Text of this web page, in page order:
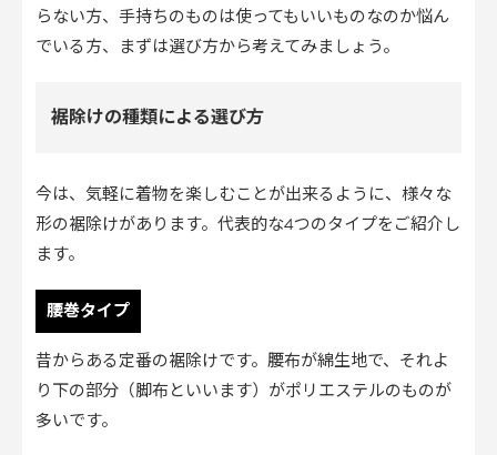
らない方、手持ちのものは使ってもいいものなのか悩ん
でいる方、まずは選び方から考えてみましょう。
裾除けの種類による選び方
今は、気軽に着物を楽しむことが出来るように、様々な
形の裾除けがあります。代表的な4つのタイプをご紹介し
ます。
腰巻タイプ
昔からある定番の裾除けです。腰布が綿生地で、それよ
り下の部分（脚布といいます）がポリエステルのものが
多いです。